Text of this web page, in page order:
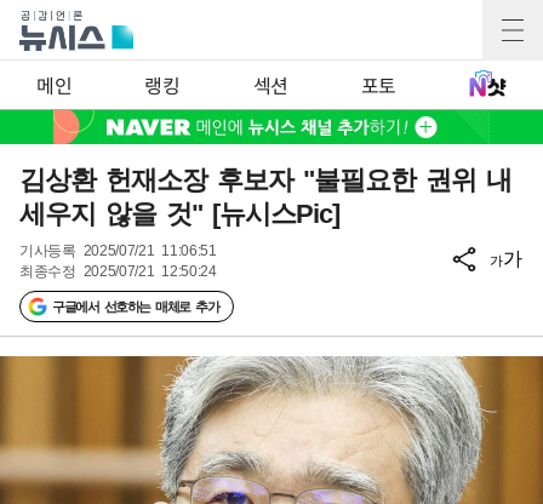
메인 랭킹 섹션 포토
김상환 헌재소장 후보자 "불필요한 권위 내
세우지 않을 것" [뉴시스Pic]
기사등록 2025/07/21 11:06:51
최종수정 2025/07/21 12:50:24
구글에서 선호하는 매체로 추가
가가